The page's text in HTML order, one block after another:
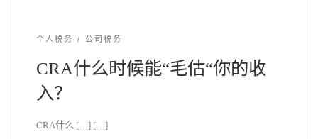
个人税务 公司税务
CRA什么时候能“毛估“你的收
入？
CRA什么 […] […]